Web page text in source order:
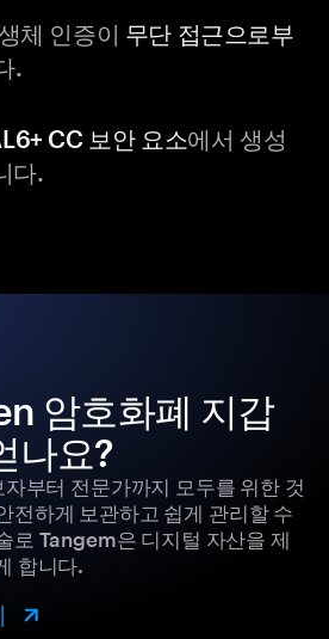
체 인증이 무단 접근으로부
.
CC 보안 요소에서 생성
다.
암호화폐 지갑
나요?
부터 전문가까지 모두를 위한 것
전하게 보관하고 쉽게 관리할 수
로 Tangem은 디지털 자산을 제
합니다.